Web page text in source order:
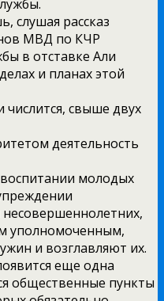
слушая рассказ
МВД по КЧР
в отставке Али
и планах этой
числится, свыше двух
деятельность
молодых
уполномоченным,
и возглавляют их.
еще одна
общественные пункты